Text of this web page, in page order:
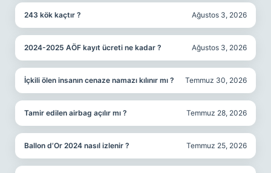
243 kök kaçtır ? Ağustos 3, 2026
2024-2025 AÖF kayıt ücreti ne kadar ? Ağustos 3, 2026
İçkili ölen insanın cenaze namazı kılınır mı ? Temmuz 30, 2026
Tamir edilen airbag açılır mı ? Temmuz 28, 2026
Ballon d’Or 2024 nasıl izlenir ? Temmuz 25, 2026